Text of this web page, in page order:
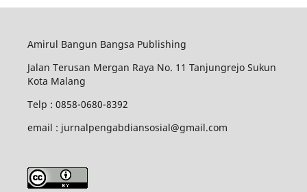
Amirul Bangun Bangsa Publishing
Jalan Terusan Mergan Raya No. 11 Tanjungrejo Sukun
Kota Malang
Telp : 0858-0680-8392
email : jurnalpengabdiansosial@gmail.com